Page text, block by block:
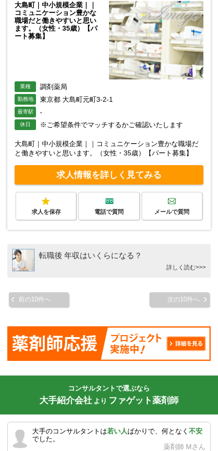
大島町｜中小規模企業｜｜
コミュニケーション豊かな
職場だと働きやすいと思い
ます。（女性・35歳）【パ
ート募集】
業種 調剤薬局
勤務地 東京都 大島町元町3-2-1
最寄駅 -
休日 ※ご希望条件でマッチするかご確認いたします
大島町｜中小規模企業｜｜コミュニケーション豊かな職場だ
と働きやすいと思います。（女性・35歳）【パート募集】
求人情報を詳しく見てみる
求人を保存 電話で質問 メールで質問
転職後 年収はいくらになる？
詳しく読む>>>
前の10件へ 次の10件へ
コンサルタントで選ぶなら
大手紹介会社 より ファゲット薬剤師
大手のコンサルタントは若い人ばかりで、何となく 不安
でした。
薬剤師 Mさん